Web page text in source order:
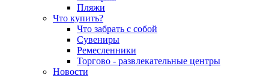
Пляжи
Что купить?
Что забрать с собой
Сувениры
Ремесленники
Торгово - развлекательные центры
Новости